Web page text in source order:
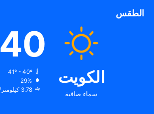
الطقس
الكويت
سماء صافية
40
41º - 40º
29%
3.78 كيلومتر/ساعة